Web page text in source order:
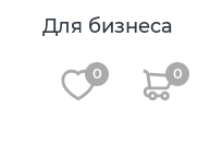
Для бизнеса
0 0